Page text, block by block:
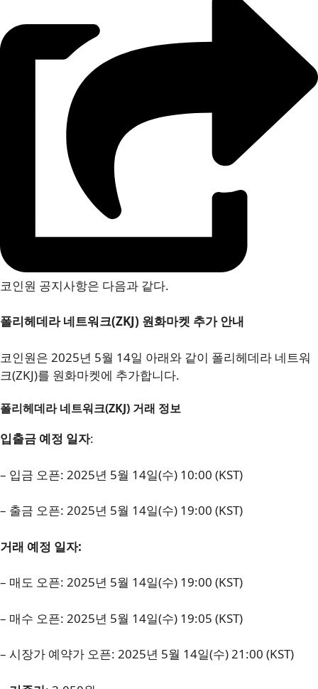
코인원 공지사항은 다음과 같다.
폴리헤데라 네트워크(ZKJ) 원화마켓 추가 안내
코인원은 2025년 5월 14일 아래와 같이 폴리헤데라 네트워
크(ZKJ)를 원화마켓에 추가합니다.
폴리헤데라 네트워크(ZKJ) 거래 정보
입출금 예정 일자:
– 입금 오픈: 2025년 5월 14일(수) 10:00 (KST)
– 출금 오픈: 2025년 5월 14일(수) 19:00 (KST)
거래 예정 일자:
– 매도 오픈: 2025년 5월 14일(수) 19:00 (KST)
– 매수 오픈: 2025년 5월 14일(수) 19:05 (KST)
– 시장가 예약가 오픈: 2025년 5월 14일(수) 21:00 (KST)